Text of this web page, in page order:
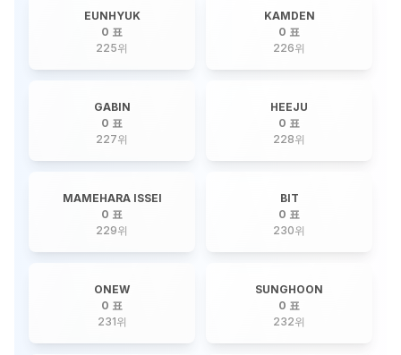
EUNHYUK
0 표
225위
KAMDEN
0 표
226위
GABIN
0 표
227위
HEEJU
0 표
228위
MAMEHARA ISSEI
0 표
229위
BIT
0 표
230위
ONEW
0 표
231위
SUNGHOON
0 표
232위